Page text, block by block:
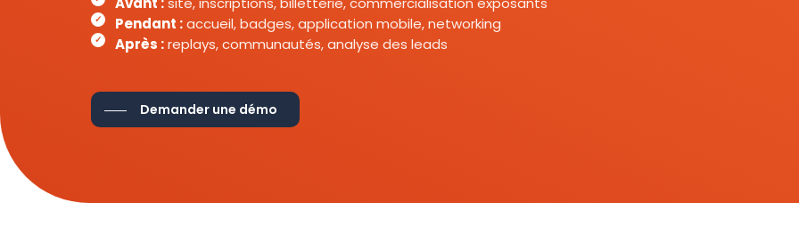
Pendant :accueil, badges, application mobile, networking
Après :replays, communautés, analyse des leads
Demander une démo